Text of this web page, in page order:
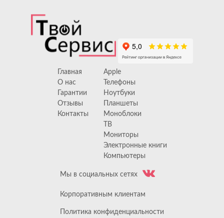
Главная
О нас
Гарантии
Отзывы
Контакты
Apple
Телефоны
Ноутбуки
Планшеты
Моноблоки
ТВ
Мониторы
Электронные книги
Компьютеры
Мы в социальных сетях
Корпоративным клиентам
Политика конфиденциальности